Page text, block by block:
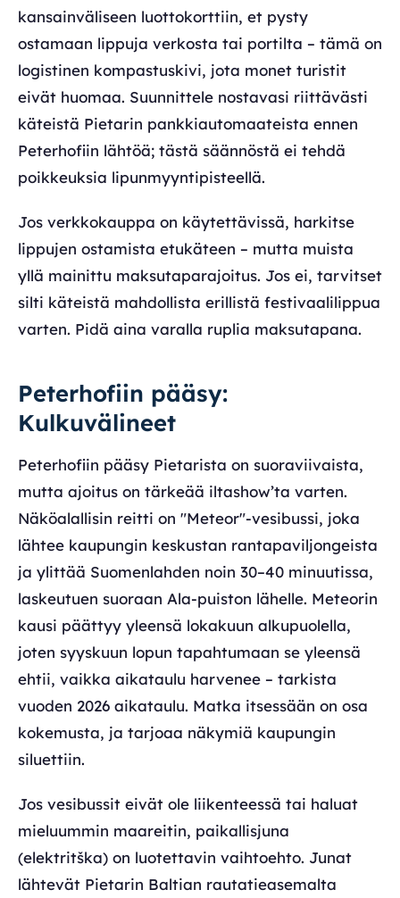
kansainväliseen luottokorttiin, et pysty
ostamaan lippuja verkosta tai portilta – tämä on
logistinen kompastuskivi, jota monet turistit
eivät huomaa. Suunnittele nostavasi riittävästi
käteistä Pietarin pankkiautomaateista ennen
Peterhofiin lähtöä; tästä säännöstä ei tehdä
poikkeuksia lipunmyyntipisteellä.
Jos verkkokauppa on käytettävissä, harkitse
lippujen ostamista etukäteen – mutta muista
yllä mainittu maksutaparajoitus. Jos ei, tarvitset
silti käteistä mahdollista erillistä festivaalilippua
varten. Pidä aina varalla ruplia maksutapana.
Peterhofiin pääsy:
Kulkuvälineet
Peterhofiin pääsy Pietarista on suoraviivaista,
mutta ajoitus on tärkeää iltashow’ta varten.
Näköalallisin reitti on "Meteor"-vesibussi, joka
lähtee kaupungin keskustan rantapaviljongeista
ja ylittää Suomenlahden noin 30–40 minuutissa,
laskeutuen suoraan Ala-puiston lähelle. Meteorin
kausi päättyy yleensä lokakuun alkupuolella,
joten syyskuun lopun tapahtumaan se yleensä
ehtii, vaikka aikataulu harvenee – tarkista
vuoden 2026 aikataulu. Matka itsessään on osa
kokemusta, ja tarjoaa näkymiä kaupungin
siluettiin.
Jos vesibussit eivät ole liikenteessä tai haluat
mieluummin maareitin, paikallisjuna
(elektritška) on luotettavin vaihtoehto. Junat
lähtevät Pietarin Baltian rautatieasemalta